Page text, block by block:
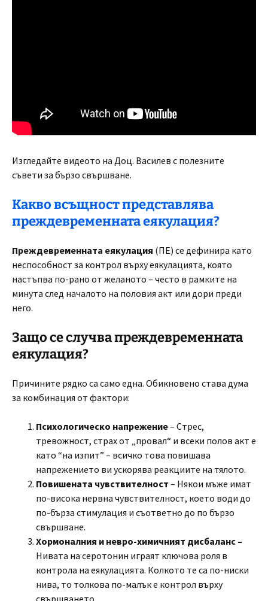
Изгледайте видеото на Доц. Василев с полезните
съвети за бързо свършване.
Какво всъщност представлява
преждевременната еякулация?
Преждевременната еякулация (ПЕ) се дефинира като
неспособност за контрол върху еякулацията, която
настъпва по-рано от желаното – често в рамките на
минута след началото на половия акт или дори преди
него.
Защо се случва преждевременната
еякулация?
Причините рядко са само една. Обикновено става дума
за комбинация от фактори:
Психологическо напрежение– Стрес,
тревожност, страх от „провал“ и всеки полов акт е
като “на изпит” – всичко това повишава
напрежението ви ускорява реакциите на тялото.
Повишената чувствителност – Някои мъже имат
по-висока нервна чувствителност, което води до
по-бърза стимулация и съответно до по бързо
свършване.
Хормоналния и невро-химичният дисбаланс –
Нивата на серотонин играят ключова роля в
контрола на еякулацията. Колкото те са по-ниски
нива, то толкова по-малък е контрол върху
свършването.